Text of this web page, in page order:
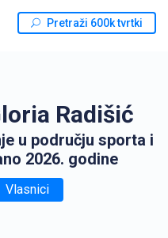
Pretraži 600k tvrtki
Radišić
u području sporta i
2026. godine
Vlasnici